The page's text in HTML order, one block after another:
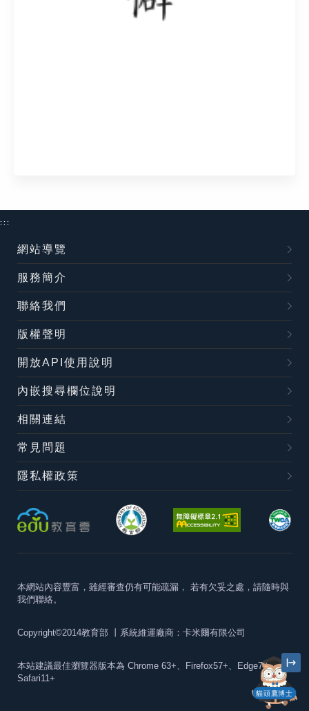
貓頭鷹博士
:::
網站導覽
服務簡介
聯絡我們
版權聲明
開放API使用說明
內嵌搜尋欄位說明
相關連結
常見問題
隱私權政策
本網站內容豐富，雖經審查仍有可能疏漏， 若有欠妥之處，請隨時與
我們聯絡。
Copyright©2014教育部 丨系統維運廠商：卡米爾有限公司
本站建議最佳瀏覽器版本為 Chrome 63+、Firefox57+、Edge79+及
Safari11+